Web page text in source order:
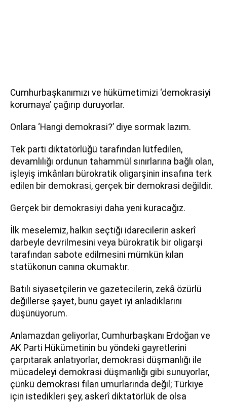
Cumhurbaşkanımızı ve hükümetimizi ‘demokrasiyi
korumaya’ çağırıp duruyorlar.
Onlara ‘Hangi demokrasi?’ diye sormak lazım.
Tek parti diktatörlüğü tarafından lütfedilen,
devamlılığı ordunun tahammül sınırlarına bağlı olan,
işleyiş imkânları bürokratik oligarşinin insafına terk
edilen bir demokrasi, gerçek bir demokrasi değildir.
Gerçek bir demokrasiyi daha yeni kuracağız.
İlk meselemiz, halkın seçtiği idarecilerin askerî
darbeyle devrilmesini veya bürokratik bir oligarşi
tarafından sabote edilmesini mümkün kılan
statükonun canına okumaktır.
Batılı siyasetçilerin ve gazetecilerin, zekâ özürlü
değillerse şayet, bunu gayet iyi anladıklarını
düşünüyorum.
Anlamazdan geliyorlar, Cumhurbaşkanı Erdoğan ve
AK Parti Hükümetinin bu yöndeki gayretlerini
çarpıtarak anlatıyorlar, demokrasi düşmanlığı ile
mücadeleyi demokrasi düşmanlığı gibi sunuyorlar,
çünkü demokrasi filan umurlarında değil; Türkiye
için istedikleri şey, askerî diktatörlük de olsa